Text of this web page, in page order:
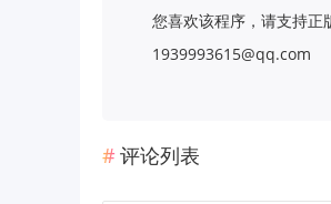
您喜欢该程序，请支持正
1939993615@qq.com
评论列表